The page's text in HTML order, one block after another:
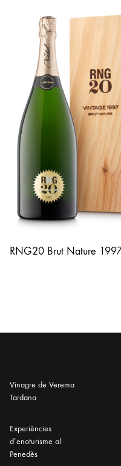
RNG20 Brut Nature
Vinagre de Verema
Tardana
Experiències
d’enoturisme al
Penedès